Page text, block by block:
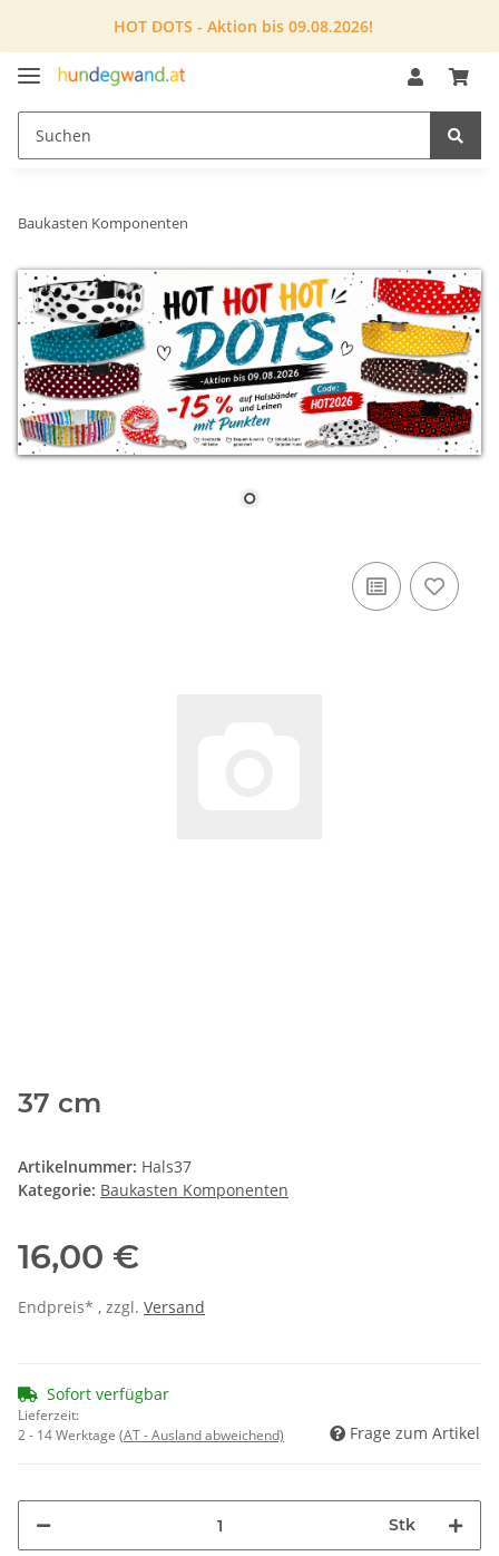
HOT DOTS - Aktion bis 09.08.2026!
Baukasten Komponenten
37 cm
Artikelnummer: Hals37
Kategorie: Baukasten Komponenten
16,00 €
Endpreis* , zzgl. Versand
Sofort verfügbar
Lieferzeit:
2 - 14 Werktage (AT - Ausland abweichend) Frage zum Artikel
Stk